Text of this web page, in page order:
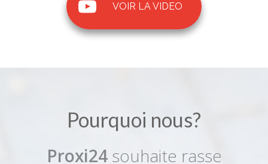
VOIR LA VIDEO
Pourquoi nous?
Proxi24souhaite rasse